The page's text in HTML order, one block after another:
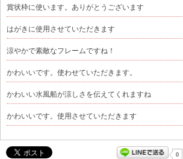
賞状枠に使います。ありがとうございます
はがきに使用させていただきます
涼やかで素敵なフレームですね！
かわいいです。使わせていただきます。
かわいい水風船が涼しさを伝えてくれますね
かわいいです。使用させていただきます
0